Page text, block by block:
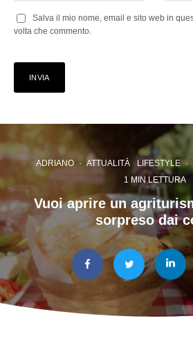
Salva il mio nome, email e sito web in
volta che commento.
ADRIANO · ATTUALITÀ LIFESTYLE ·
1 MIN LETTURA
Vuoi aprire un
sorpreso dai